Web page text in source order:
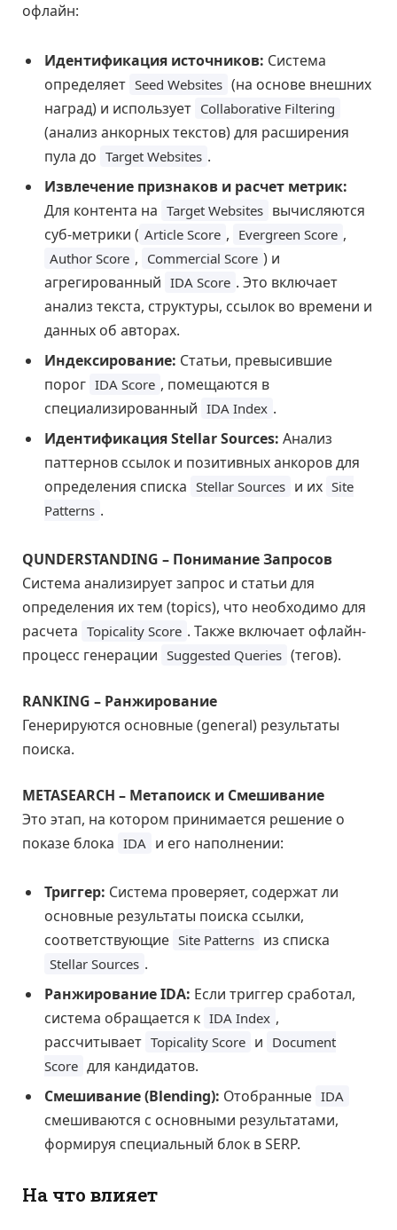
офлайн:
Идентификация источников: Система
определяет Seed Websites (на основе внешних
наград) и использует Collaborative Filtering
(анализ анкорных текстов) для расширения
пула до Target Websites .
Извлечение признаков и расчет метрик:
Для контента на Target Websites вычисляются
суб-метрики ( Article Score , Evergreen Score ,
Author Score , Commercial Score ) и
агрегированный IDA Score . Это включает
анализ текста, структуры, ссылок во времени и
данных об авторах.
Индексирование: Статьи, превысившие
порог IDA Score , помещаются в
специализированный IDA Index .
Идентификация Stellar Sources: Анализ
паттернов ссылок и позитивных анкоров для
определения списка Stellar Sources и их Site
Patterns .
QUNDERSTANDING – Понимание Запросов
Система анализирует запрос и статьи для
определения их тем (topics), что необходимо для
расчета Topicality Score . Также включает офлайн-
процесс генерации Suggested Queries (тегов).
RANKING – Ранжирование
Генерируются основные (general) результаты
поиска.
METASEARCH – Метапоиск и Смешивание
Это этап, на котором принимается решение о
показе блока IDA и его наполнении:
Триггер: Система проверяет, содержат ли
основные результаты поиска ссылки,
соответствующие Site Patterns из списка
Stellar Sources .
Ранжирование IDA: Если триггер сработал,
система обращается к IDA Index ,
рассчитывает Topicality Score и Document
Score для кандидатов.
Смешивание (Blending): Отобранные IDA
смешиваются с основными результатами,
формируя специальный блок в SERP.
На что влияет